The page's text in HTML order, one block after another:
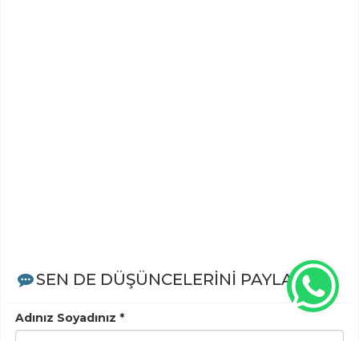
SEN DE DÜŞÜNCELERİNİ PAYLAŞ!
Adınız Soyadınız *